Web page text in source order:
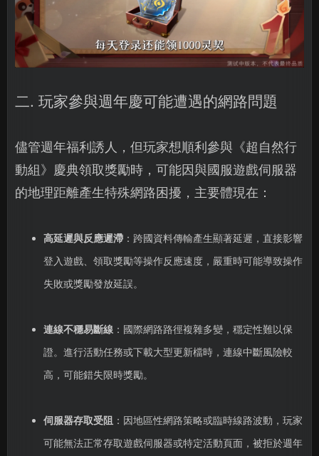
二. 玩家參與週年慶可能遭遇的網路問題
儘管週年福利誘人，但玩家想順利參與《超自然行
動組》慶典領取獎勵時，可能因與國服遊戲伺服器
的地理距離產生特殊網路困擾，主要體現在：
高延遲與反應遲滯：跨國資料傳輸產生顯著延遲，直接影響
登入遊戲、領取獎勵等操作反應速度，嚴重時可能導致操作
失敗或獎勵發放延誤。
連線不穩易斷線 ：國際網路路徑複雜多變，穩定性難以保
證。進行活動任務或下載大型更新檔時，連線中斷風險較
高，可能錯失限時獎勵。
伺服器存取受阻 ：因地區性網路策略或臨時線路波動，玩家
可能無法正常存取遊戲伺服器或特定活動頁面，被拒於週年